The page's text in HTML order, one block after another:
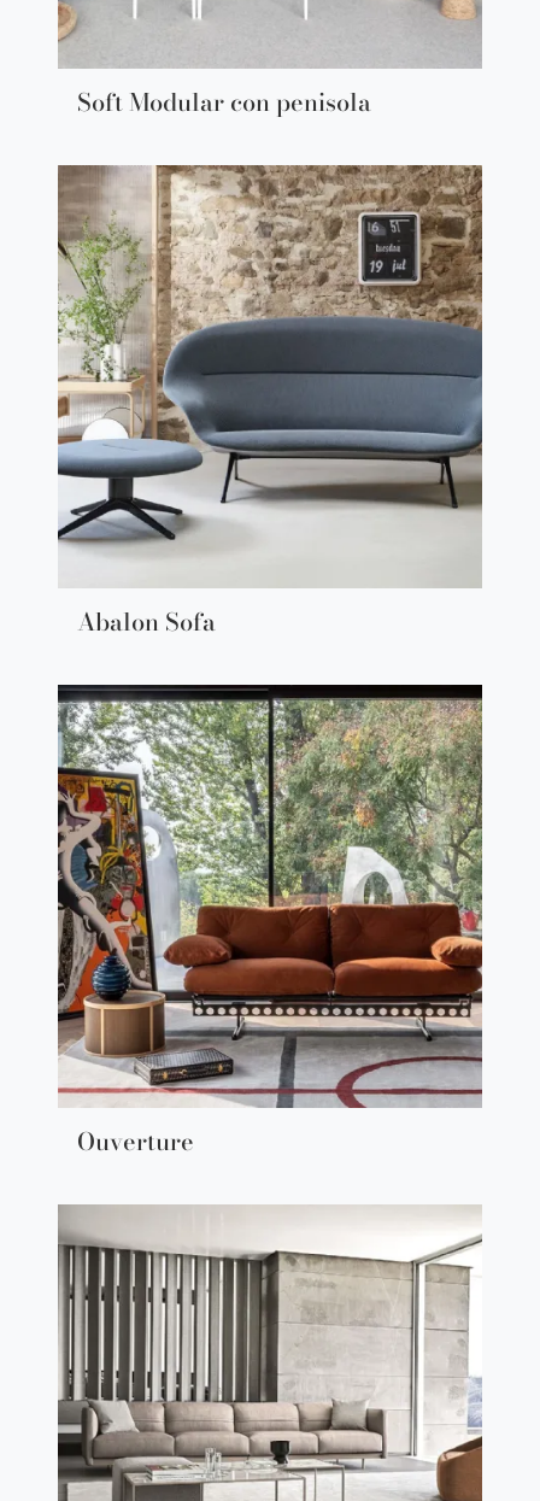
Soft Modular con penisola
Abalon Sofa
Ouverture